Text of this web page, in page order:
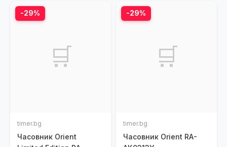
-29%
🛒
timer.bg
Часовник Orient
-29%
🛒
timer.bg
Часовник Orient RA-